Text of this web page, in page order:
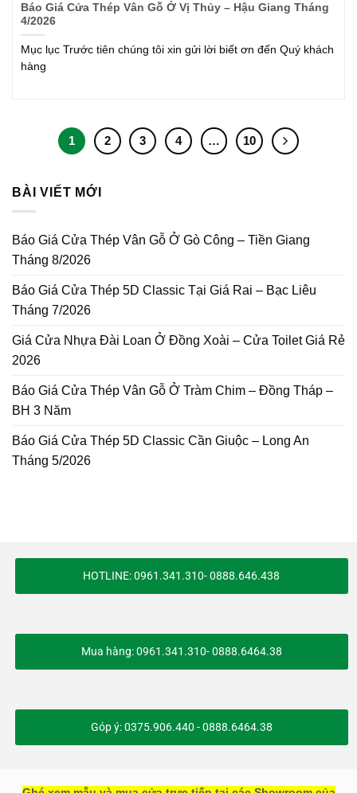
Báo Giá Cửa Thép Vân Gỗ Ở Vị Thủy – Hậu Giang Tháng
4/2026
Mục lục Trước tiên chúng tôi xin gửi lời biết ơn đến Quý khách
hàng
1 2 3 4 … 10
BÀI VIẾT MỚI
Báo Giá Cửa Thép Vân Gỗ Ở Gò Công – Tiền Giang
Tháng 8/2026
Báo Giá Cửa Thép 5D Classic Tại Giá Rai – Bạc Liêu
Tháng 7/2026
Giá Cửa Nhựa Đài Loan Ở Đồng Xoài – Cửa Toilet Giá Rẻ
2026
Báo Giá Cửa Thép Vân Gỗ Ở Tràm Chim – Đồng Tháp –
BH 3 Năm
Báo Giá Cửa Thép 5D Classic Cần Giuộc – Long An
Tháng 5/2026
HOTLINE: 0961.341.310- 0888.646.438
Mua hàng: 0961.341.310- 0888.6464.38
Góp ý: 0375.906.440 - 0888.6464.38